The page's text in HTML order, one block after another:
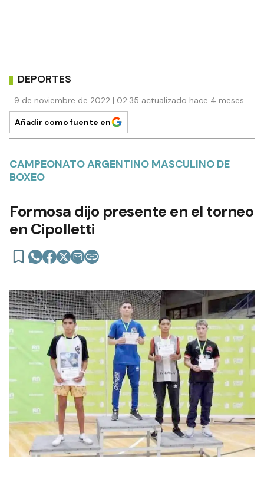
DEPORTES
9 de noviembre de 2022 | 02:35 actualizado hace 4 meses
Añadir como fuente en
CAMPEONATO ARGENTINO MASCULINO DE
BOXEO
Formosa dijo presente en el torneo
en Cipolletti